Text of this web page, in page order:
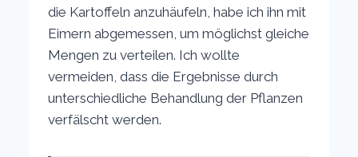
die Kartoffeln anzuhäufeln, habe ich ihn mit
Eimern abgemessen, um möglichst gleiche
Mengen zu verteilen. Ich wollte
vermeiden, dass die Ergebnisse durch
unterschiedliche Behandlung der Pflanzen
verfälscht werden.